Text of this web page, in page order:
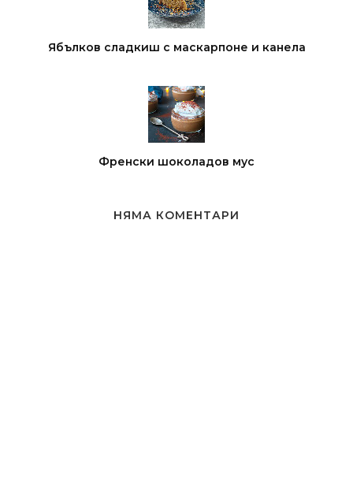
Ябълков сладкиш с маскарпоне и канела
Френски шоколадов мус
НЯМА КОМЕНТАРИ